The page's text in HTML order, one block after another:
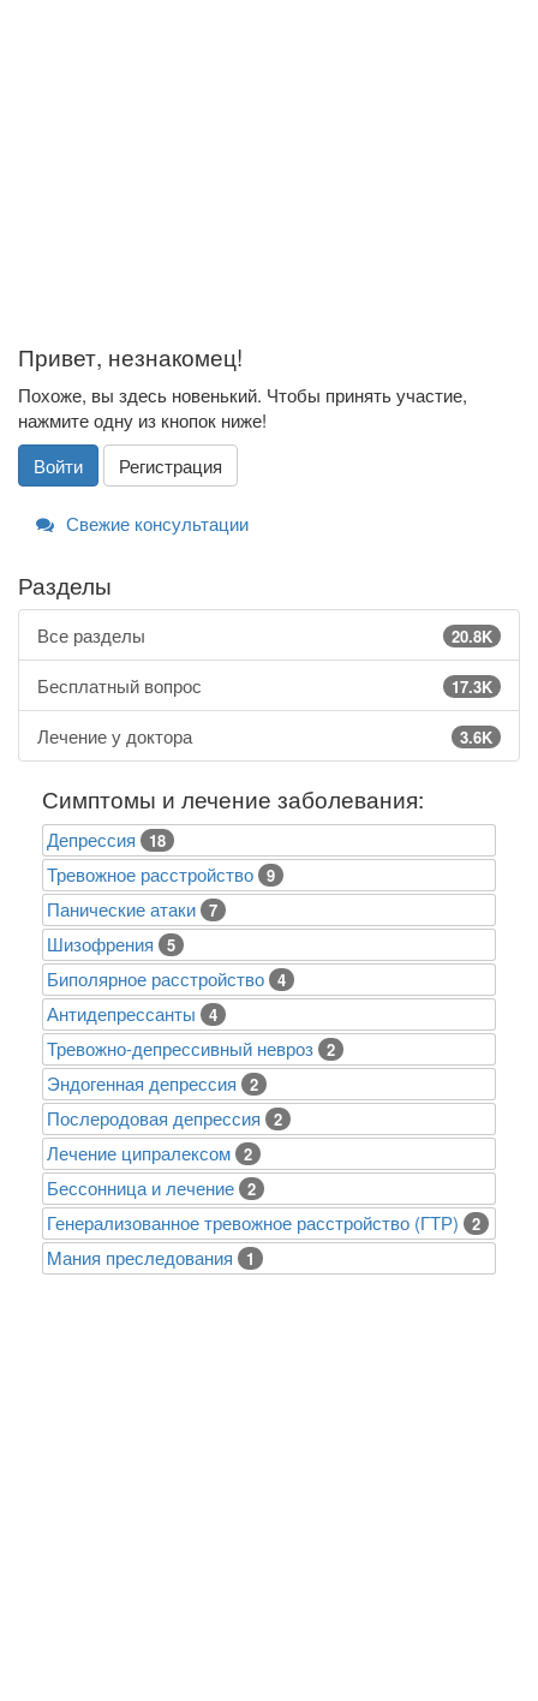
Привет, незнакомец!
Похоже, вы здесь новенький. Чтобы принять участие,
нажмите одну из кнопок ниже!
Войти
Регистрация
Свежие консультации
Разделы
Все разделы 20.8K
Бесплатный вопрос 17.3K
Лечение у доктора 3.6K
Симптомы и лечение заболевания:
Депрессия 18
Тревожное расстройство 9
Панические атаки 7
Шизофрения 5
Биполярное расстройство 4
Антидепрессанты 4
Тревожно-депрессивный невроз 2
Эндогенная депрессия 2
Послеродовая депрессия 2
Лечение ципралексом 2
Бессонница и лечение 2
Генерализованное тревожное расстройство (ГТР) 2
Mания преследования 1